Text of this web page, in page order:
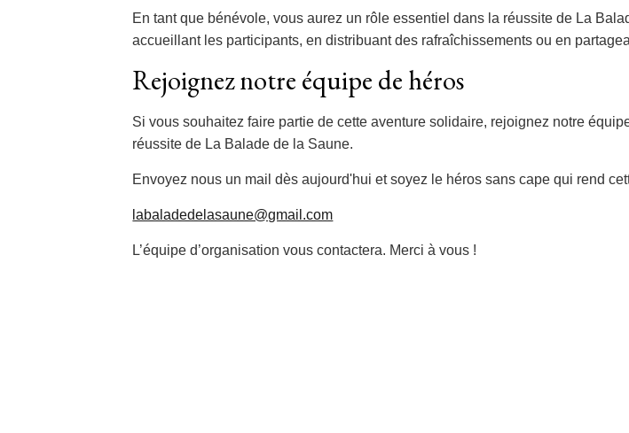
En tant que bénévole, vous aurez un rôle essentiel dans la réussite de La
accueillant les participants, en distribuant des rafraîchissements ou en
Rejoignez notre équipe de héros
Si vous souhaitez faire partie de cette aventure solidaire, rejoignez notre
réussite de La Balade de la Saune.
Envoyez nous un mail dès aujourd'hui et soyez le héros sans cape qui rend
labaladedelasaune@gmail.com
L’équipe d’organisation vous contactera. Merci à vous !